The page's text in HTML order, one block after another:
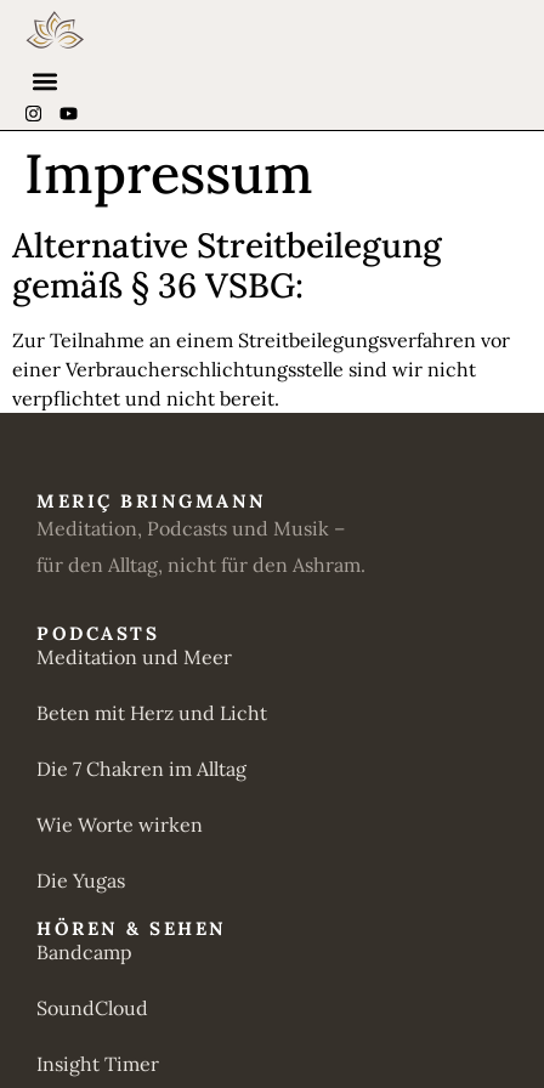
Impressum
Alternative Streitbeilegung
gemäß § 36 VSBG:
Zur Teilnahme an einem Streitbeilegungsverfahren vor
einer Verbraucherschlichtungsstelle sind wir nicht
verpflichtet und nicht bereit.
MERIÇ BRINGMANN
Meditation, Podcasts und Musik –
für den Alltag, nicht für den Ashram.
PODCASTS
Meditation und Meer
Beten mit Herz und Licht
Die 7 Chakren im Alltag
Wie Worte wirken
Die Yugas
HÖREN & SEHEN
Bandcamp
SoundCloud
Insight Timer